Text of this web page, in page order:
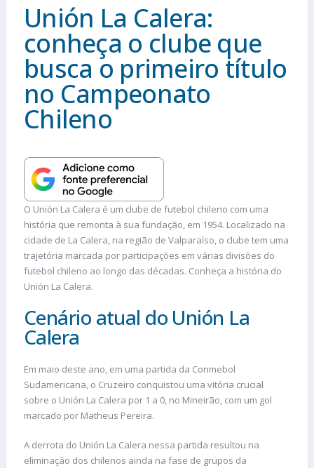
Unión La Calera:
conheça o clube que
busca o primeiro título
no Campeonato
Chileno
O Unión La Calera é um clube de futebol chileno com uma
história que remonta à sua fundação, em 1954. Localizado na
cidade de La Calera, na região de Valparaíso, o clube tem uma
trajetória marcada por participações em várias divisões do
futebol chileno ao longo das décadas. Conheça a história do
Unión La Calera.
Cenário atual do Unión La
Calera
Em maio deste ano, em uma partida da Conmebol
Sudamericana, o Cruzeiro conquistou uma vitória crucial
sobre o Unión La Calera por 1 a 0, no Mineirão, com um gol
marcado por Matheus Pereira.
A derrota do Unión La Calera nessa partida resultou na
eliminação dos chilenos ainda na fase de grupos da